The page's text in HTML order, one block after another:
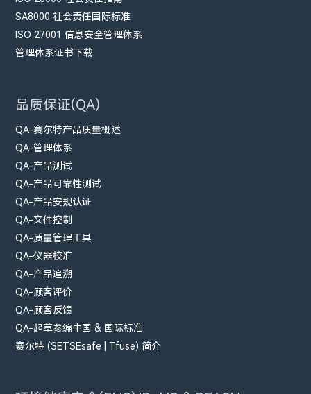
SA8000 社会责任国际标准
ISO 27001 信息安全管理体系
管理体系证书下载
品质保证(QA)
QA-赛尔特产品质量概述
QA-管理体系
QA-产品测试
QA-产品可靠性测试
QA-产品安规认证
QA-文件控制
QA-质量管理工具
QA-仪器校准
QA-产品追溯
QA-顾客评价
QA-顾客反馈
QA-起草参编中国 & 国际标准
赛尔特 (SETSEsafe | Tfuse) 简介